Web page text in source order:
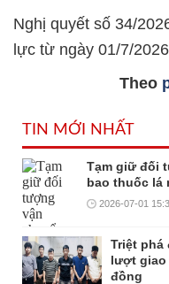
Nghị quyết số 34/
lực từ ngày 01/7/
Theo
TIN MỚI NHẤT
Tạm giữ đối
bao thuốc lá
2026-07-01
Triệt phá
lượt giao
đồng